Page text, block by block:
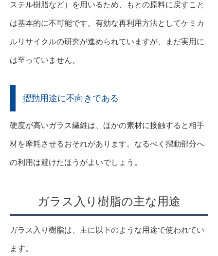
ステル樹脂など）を用いるため、もとの原料に戻すこと
は基本的に不可能です。有効な再利用方法としてケミカ
ルリサイクルの研究が進められていますが、まだ実用に
は至っていません。
摺動用途に不向きである
硬度が高いガラス繊維は、ほかの素材に接触すると相手
材を摩耗させるおそれがあります。なるべく摺動部分へ
の利用は避けたほうがよいでしょう。
ガラス入り樹脂の主な用途
ガラス入り樹脂は、主に以下のような用途で使われてい
ます。